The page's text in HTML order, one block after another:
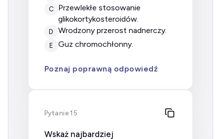
C
przewlekłe stosowanie
glikokortykosteroidów.
D wrodzony przerost nadnerczy.
E guz chromochłonny.
Poznaj poprawną odpowiedź
Pytanie 15
Wskaż najbardziej